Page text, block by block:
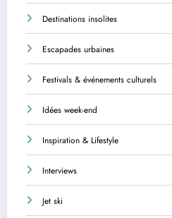
Destinations insolites
Escapades urbaines
Festivals & événements culturels
Idées week-end
Inspiration & Lifestyle
Interviews
Jet ski